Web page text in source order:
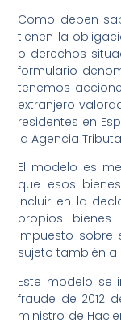
Como deben
tienen la
o derechos
formulario
tenemos
extranjero
residentes en
la Agencia
El modelo es
que esos
incluir en la
propios
impuesto sobre
sujeto también a
Este modelo se
fraude de 2012
ministro de